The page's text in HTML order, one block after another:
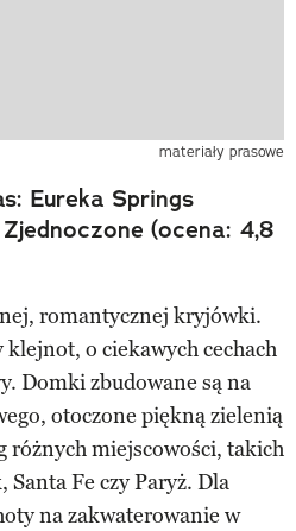
materiały prasowe
Eureka Springs
(ocena: 4,8
romantycznej kryjówki.
o ciekawych cechach
Domki zbudowane są na
otoczone piękną zielenią
różnych miejscowości, takich
Fe czy Paryż. Dla
na zakwaterowanie w